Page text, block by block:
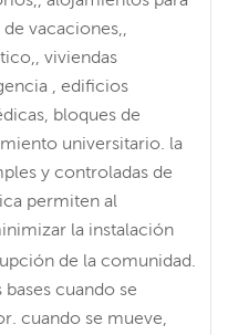
vacaciones,,
viviendas
, edificios
bloques de
universitario. la
y controladas de
permiten al
la instalación
de la comunidad.
cuando se
cuando se mueve,